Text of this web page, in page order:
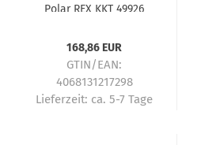
Polar REX KKT 49926
168,86 EUR
GTIN/EAN:
4068131217298
Lieferzeit: ca. 5-7 Tage